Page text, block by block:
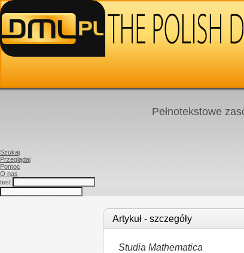
Pełnotekstowe
Szukaj
Przeglądaj
Pomoc
O nas
test
Artykuł - szczegóły
Studia Mathematica